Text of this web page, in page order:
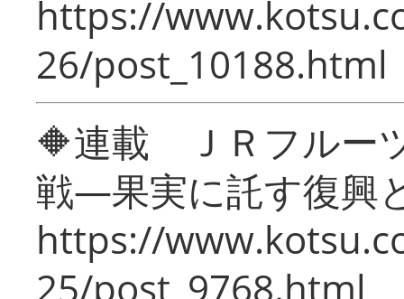
https://
26/post_10188.html
🔶連載 ＪＲフルー
戦―果実に託す復興
https://
25/post_9768.html